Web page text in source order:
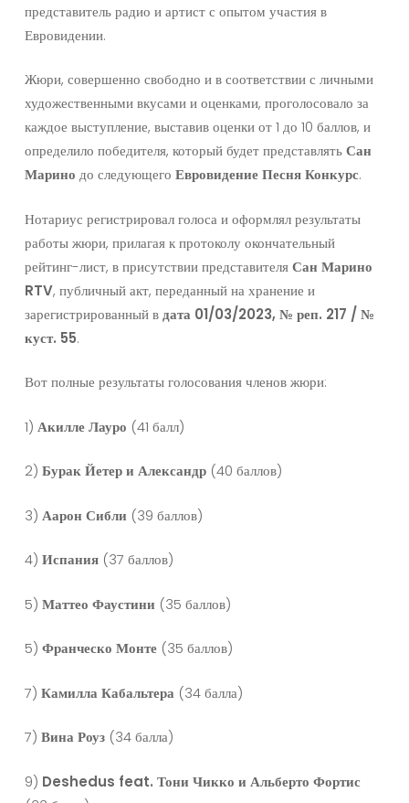
представитель радио и артист с опытом участия в
Евровидении.
Жюри, совершенно свободно и в соответствии с личными
художественными вкусами и оценками, проголосовало за
каждое выступление, выставив оценки от 1 до 10 баллов, и
определило победителя, который будет представлятьСан
Марино до следующего ЕвровидениеПесняКонкурс.
Нотариус регистрировал голоса и оформлял результаты
работы жюри, прилагая к протоколу окончательный
рейтинг-лист, в присутствии представителяСан Марино
RTV, публичный акт, переданный на хранение и
зарегистрированный вдата 01/03/2023, № реп. 217 / №
куст. 55.
Вот полные результаты голосования членов жюри:
1) Акилле Лауро (41 балл)
2) Бурак Йетер и Александр(40 баллов)
3) Аарон Сибли (39 баллов)
4) Испания(37 баллов)
5) Маттео Фаустини (35 баллов)
5) Франческо Монте(35 баллов)
7) Камилла Кабальтера (34 балла)
7) Вина Роуз(34 балла)
9) Deshedus feat. Тони Чикко и Альберто Фортис